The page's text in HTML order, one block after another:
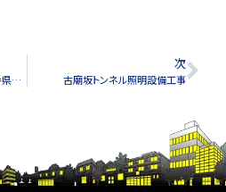
岩手県立療育センター及び岩手県立盛岡となん支援学校新築(電気設備)工事
次
古廟坂トンネル照明設備工事